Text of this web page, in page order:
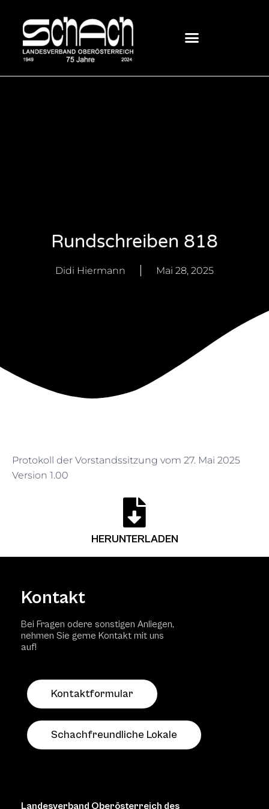
Rundschreiben 818
Didi Hiermann Mai 28, 2025
Protokoll der Vorstandssitzung vom 27. Mai 2025
Version 1.00
HERUNTERLADEN
Kontakt
Bei Fragen odere sonstigen Anliegen,
nehmen Sie gerne Kontakt mit uns
auf!
Kontaktformular
Schachfreundliche Lokale
Landesverband Oberösterreich des